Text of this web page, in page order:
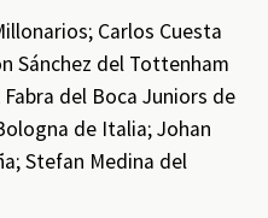
Carlos Cuesta
Sánchez del Tottenham
del Boca Juniors de
de Italia; Johan
Stefan Medina del